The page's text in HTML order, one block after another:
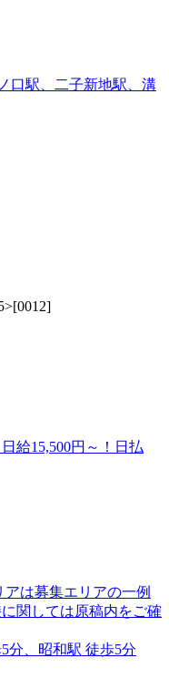
口駅、二子新地駅、溝
給15,500円～！日払
は募集エリアの一例
関しては原稿内をご確
分、昭和駅 徒歩5分